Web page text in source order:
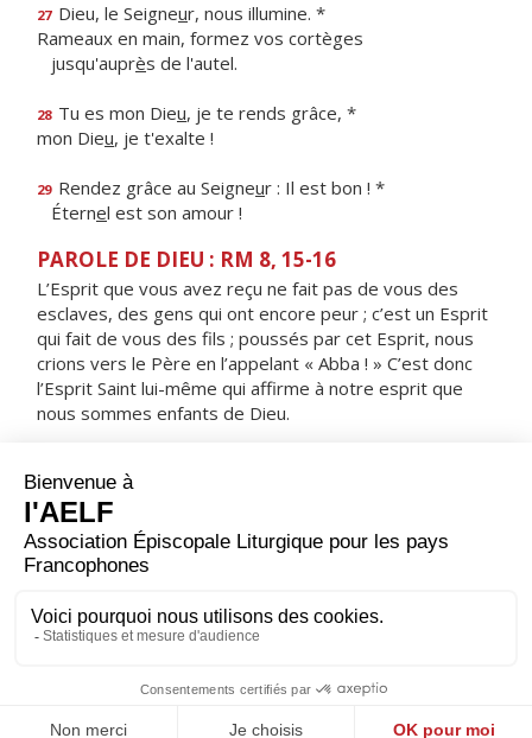
27 Dieu, le Seigneur, nous illumine. *
Rameaux en main, formez vos cortèges
jusqu'auprès de l'autel.
28 Tu es mon Dieu, je te rends grâce, *
mon Dieu, je t'exalte !
29 Rendez grâce au Seigneur : Il est bon ! *
Éternel est son amour !
PAROLE DE DIEU : RM 8, 15-16
L’Esprit que vous avez reçu ne fait pas de vous des
esclaves, des gens qui ont encore peur ; c’est un Esprit
qui fait de vous des fils ; poussés par cet Esprit, nous
crions vers le Père en l’appelant « Abba ! » C’est donc
l’Esprit Saint lui-même qui affirme à notre esprit que
nous sommes enfants de Dieu.
V/ En toi, Seigneur, est la source de vie ;
par ta lumière, nous voyons la lumière.
ORAISON
amour, afin qu'au nom de ton Fils bien-aimé, nous
portions des fruits en abondance.